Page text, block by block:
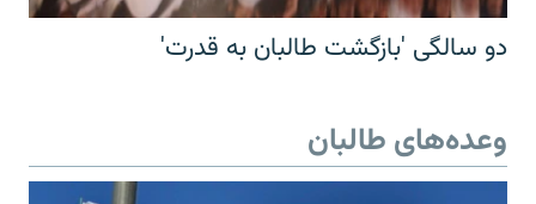
دو سالگی 'بازگشت طالبان به قدرت'
وعده‌های طالبان